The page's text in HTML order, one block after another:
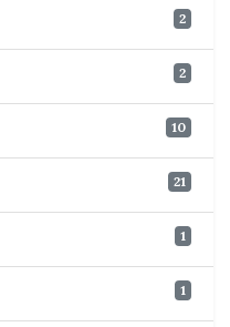
2
2
10
21
1
1